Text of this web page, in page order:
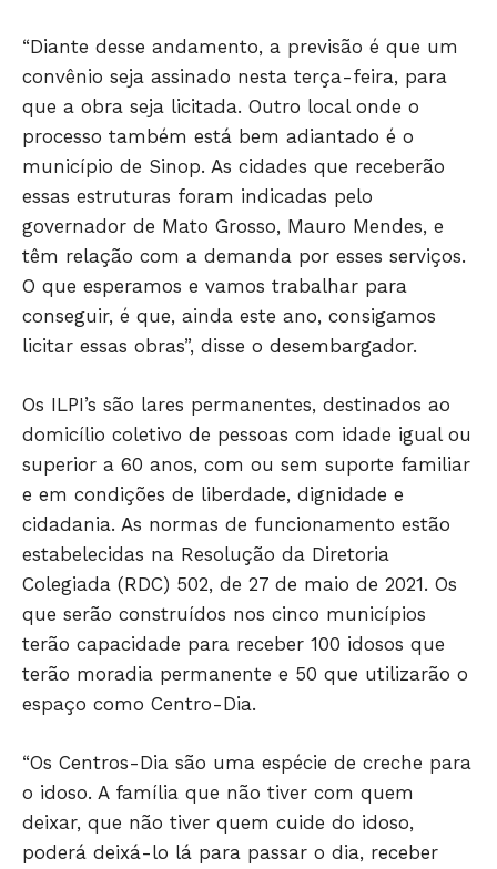
“Diante desse andamento, a previsão é que um
convênio seja assinado nesta terça-feira, para
que a obra seja licitada. Outro local onde o
processo também está bem adiantado é o
município de Sinop. As cidades que receberão
essas estruturas foram indicadas pelo
governador de Mato Grosso, Mauro Mendes, e
têm relação com a demanda por esses serviços.
O que esperamos e vamos trabalhar para
conseguir, é que, ainda este ano, consigamos
licitar essas obras”, disse o desembargador.
Os ILPI’s são lares permanentes, destinados ao
domicílio coletivo de pessoas com idade igual ou
superior a 60 anos, com ou sem suporte familiar
e em condições de liberdade, dignidade e
cidadania. As normas de funcionamento estão
estabelecidas na Resolução da Diretoria
Colegiada (RDC) 502, de 27 de maio de 2021. Os
que serão construídos nos cinco municípios
terão capacidade para receber 100 idosos que
terão moradia permanente e 50 que utilizarão o
espaço como Centro-Dia.
“Os Centros-Dia são uma espécie de creche para
o idoso. A família que não tiver com quem
deixar, que não tiver quem cuide do idoso,
poderá deixá-lo lá para passar o dia, receber